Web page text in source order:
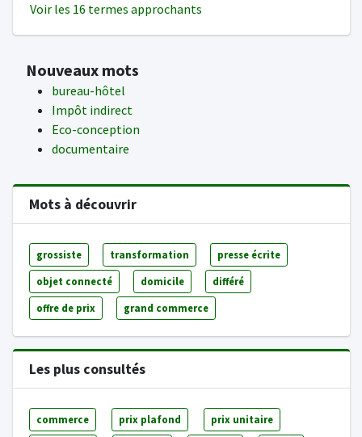
Voir les 16 termes approchants
Nouveaux mots
bureau-hôtel
Impôt indirect
Eco-conception
documentaire
Mots à découvrir
grossiste transformation presse écrite
objet connecté domicile différé
offre de prix grand commerce
Les plus consultés
commerce prix plafond prix unitaire